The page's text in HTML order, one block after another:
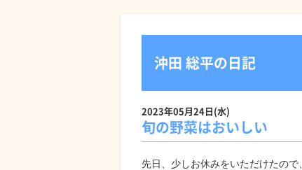
沖田 総平の日記
2023年05月24日(水)
旬の野菜はおいしい
先日、少しお休みをいただけたので